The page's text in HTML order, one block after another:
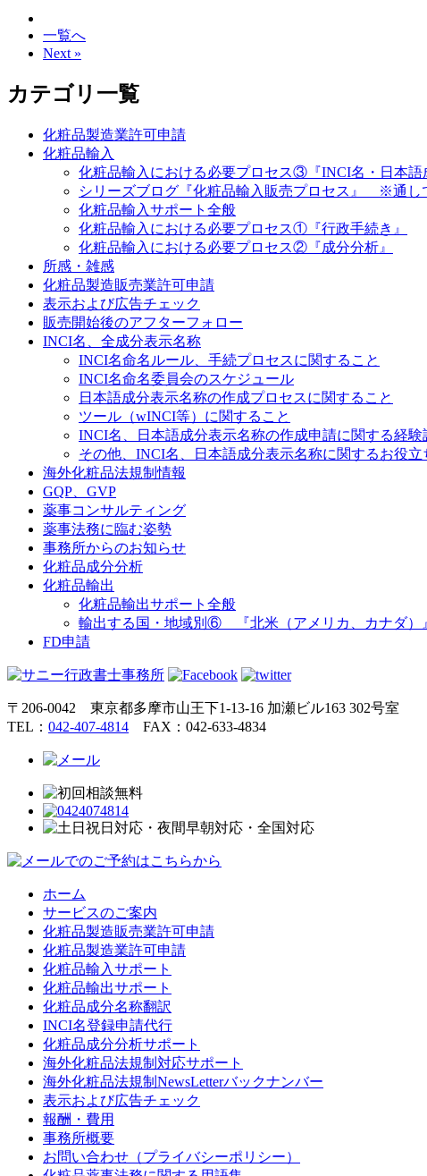
一覧へ
Next »
カテゴリ一覧
化粧品製造業許可申請
化粧品輸入
化粧品輸入における必要プロセス③『INCI名・日本語
シリーズブログ『化粧品輸入販売プロセス』 ※通し
化粧品輸入サポート全般
化粧品輸入における必要プロセス①『行政手続き』
化粧品輸入における必要プロセス②『成分分析』
所感・雑感
化粧品製造販売業許可申請
表示および広告チェック
販売開始後のアフターフォロー
INCI名、全成分表示名称
INCI名命名ルール、手続プロセスに関すること
INCI名命名委員会のスケジュール
日本語成分表示名称の作成プロセスに関すること
ツール（wINCI等）に関すること
INCI名、日本語成分表示名称の作成申請に関する経験
その他、INCI名、日本語成分表示名称に関するお役立
海外化粧品法規制情報
GQP、GVP
薬事コンサルティング
薬事法務に臨む姿勢
事務所からのお知らせ
化粧品成分分析
化粧品輸出
化粧品輸出サポート全般
輸出する国・地域別⑥ 『北米（アメリカ、カナダ）
FD申請
〒206-0042 東京都多摩市山王下1-13-16 加瀬ビル163 302号室
TEL： 042-407-4814 FAX：042-633-4834
ホーム
サービスのご案内
化粧品製造販売業許可申請
化粧品製造業許可申請
化粧品輸入サポート
化粧品輸出サポート
化粧品成分名称翻訳
INCI名登録申請代行
化粧品成分分析サポート
海外化粧品法規制対応サポート
海外化粧品法規制NewsLetterバックナンバー
表示および広告チェック
報酬・費用
事務所概要
お問い合わせ（プライバシーポリシー）